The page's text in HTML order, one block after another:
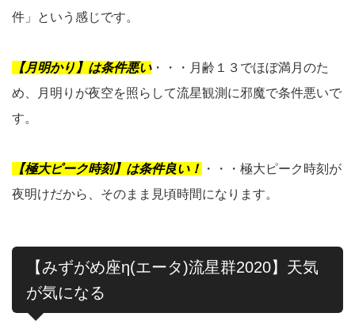
件」という感じです。
【月明かり】は条件悪い・・・月齢１３でほぼ満月のた
め、月明りが夜空を照らして流星観測に邪魔で条件悪いで
す。
【極大ピーク時刻】は条件良い！ ・・・極大ピーク時刻が
夜明けだから、そのまま見頃時間になります。
【みずがめ座η(エータ)流星群2020】天気
が気になる